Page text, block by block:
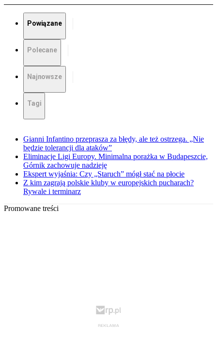
Powiązane
Polecane
Najnowsze
Tagi
Gianni Infantino przeprasza za błędy, ale też ostrzega. „Nie
będzie tolerancji dla ataków”
Eliminacje Ligi Europy. Minimalna porażka w Budapeszcie,
Górnik zachowuje nadzieję
Ekspert wyjaśnia: Czy „Staruch” mógł stać na płocie
Z kim zagrają polskie kluby w europejskich pucharach?
Rywale i terminarz
Promowane treści